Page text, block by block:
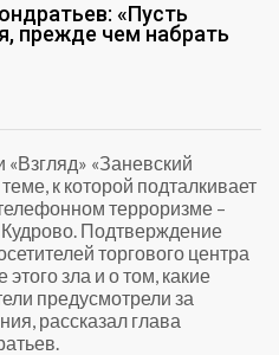
«Пусть
прежде чем набрать
«Заневский
к которой подталкивает
терроризме –
Подтверждение
торгового центра
зла и о том, какие
предусмотрели за
рассказал глава